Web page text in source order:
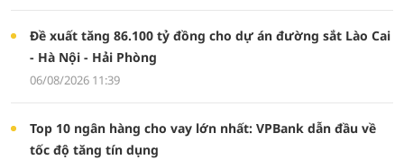
Đề xuất tăng 86.100 tỷ đồng cho dự án đường sắt Lào Cai
- Hà Nội - Hải Phòng
06/08/2026 11:39
Top 10 ngân hàng cho vay lớn nhất: VPBank dẫn đầu về
tốc độ tăng tín dụng